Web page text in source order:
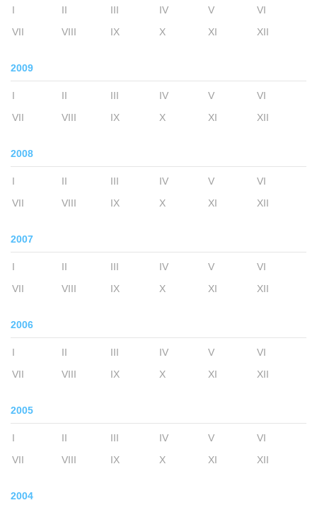
I II III IV V
VI
VII
VIII IX X XI XII
2009
I II III IV V
VI
VII
VIII IX X XI XII
2008
I II III IV V
VI
VII
VIII IX X XI XII
2007
I II III IV V
VI
VII
VIII IX X XI XII
2006
I II III IV V
VI
VII
VIII IX X XI XII
2005
I II III IV V
VI
VII
VIII IX X XI XII
2004